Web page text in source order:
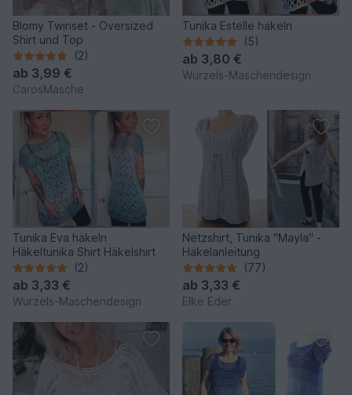
Blomy Twinset - Oversized
Shirt und Top
(2)
ab 3,99 €
CarosMasche
Tunika Estelle häkeln
(5)
ab 3,80 €
Wurzels-Maschendesign
Tunika Eva häkeln
Häkeltunika Shirt Häkelshirt
(2)
ab 3,33 €
Wurzels-Maschendesign
Netzshirt, Tunika "Mayla" -
Häkelanleitung
(77)
ab 3,33 €
Elke Eder